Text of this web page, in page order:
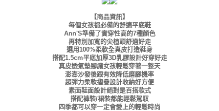
【商品資訊】
每個女孩都必備的舒適平底鞋
Ann'S準備了實穿性高的7種顏色
再特別加寬的尖楦頭舒適好走
選用100%柔軟全真皮打造鞋身
搭配1.5cm平底加厚3D乳膠設計好穿好走
真皮透氣墊腳讓女孩輕鬆穿著一整天
澎澎沙發後跟有效降低磨腳機率
超彈力柔軟摺疊設計收納好方便
素面鞋面設計絕對是百搭款式
搭配褲裝/裙裝都能輕鬆駕馭
四季都可以穿一定會愛上的輕鬆時尚